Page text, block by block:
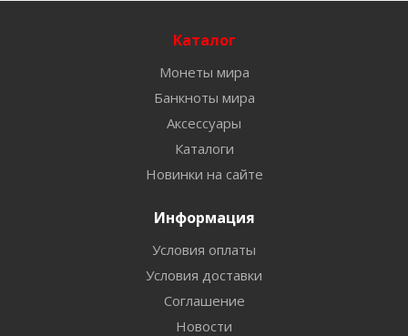
Каталог
Монеты мира
Банкноты мира
Аксессуары
Каталоги
Новинки на сайте
Информация
Условия оплаты
Условия доставки
Соглашение
Новости